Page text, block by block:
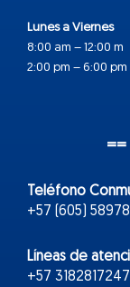
Lunes a Viernes
8:00 am – 12:00 m
2:00 pm – 6:00 pm
Teléfono
+57 (605)
Líneas de
+57